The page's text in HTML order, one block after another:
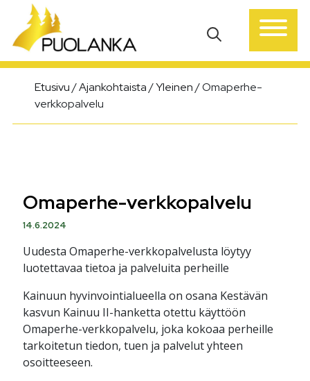
Päävalikko
Etusivu/Ajankohtaista/Yleinen/Omaperhe-
verkkopalvelu
Omaperhe-verkkopalvelu
14.6.2024
Uudesta Omaperhe-verkkopalvelusta löytyy
luotettavaa tietoa ja palveluita perheille
Kainuun hyvinvointialueella on osana Kestävän
kasvun Kainuu II-hanketta otettu käyttöön
Omaperhe-verkkopalvelu, joka kokoaa perheille
tarkoitetun tiedon, tuen ja palvelut yhteen
osoitteeseen.